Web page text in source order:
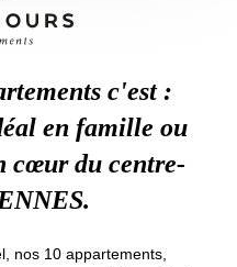
c'est :
en famille ou
cœur du centre-
nos 10 appartements,